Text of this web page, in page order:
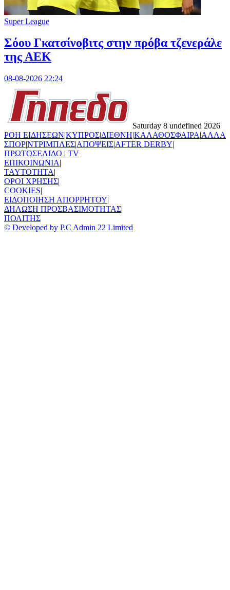
Super League
Σόου Γκατσίνοβιτς στην πρόβα τζενεράλε
της ΑΕΚ
08-08-2026 22:24
Saturday 8 undefined 2026
ΡΟΗ ΕΙΔΗΣΕΩΝ|ΚΥΠΡΟΣ|ΔΙΕΘΝΗ|ΚΑΛΑΘΟΣΦΑΙΡΑ|ΑΛΛΑ
ΣΠΟΡ|ΝΤΡΙΜΠΛΕΣ|ΑΠΟΨΕΙΣ|AFTER DERBY|
ΠΡΩΤΟΣΕΛΙΔΟ | TV
ΕΠΙΚΟΙΝΩΝΙΑ|
TAYTOTHTA|
ΟΡΟΙ ΧΡΗΣΗΣ|
COOKIES|
ΕΙΔΟΠΟΙΗΣΗ ΑΠΟΡΡΗΤΟΥ|
ΔΗΛΩΣΗ ΠΡΟΣΒΑΣΙΜΟΤΗΤΑΣ|
ΠΟΛΙΤΗΣ
© Developed by P.C Admin 22 Limited